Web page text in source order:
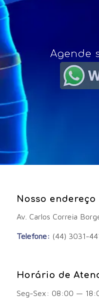
Agende
Nosso endereço
Av. Carlos Correia
Telefone: (44) 3031-
Horário de
Seg-Sex: 08:00 —